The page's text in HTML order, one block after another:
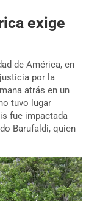
exige
de América, en
por la
atrás en un
tuvo lugar
fue impactada
Barufaldi, quien